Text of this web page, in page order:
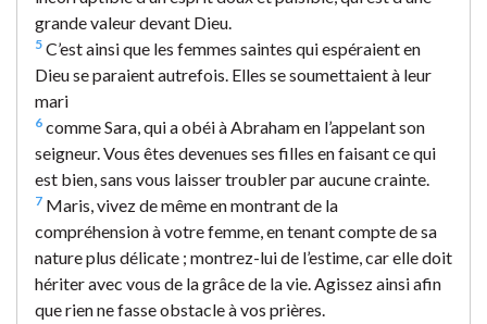
grande valeur devant Dieu.
5 C’est ainsi que les femmes saintes qui espéraient en
Dieu se paraient autrefois. Elles se soumettaient à leur
mari
6 comme Sara, qui a obéi à Abraham en l’appelant son
seigneur. Vous êtes devenues ses filles en faisant ce qui
est bien, sans vous laisser troubler par aucune crainte.
7 Maris, vivez de même en montrant de la
compréhension à votre femme, en tenant compte de sa
nature plus délicate ; montrez-lui de l’estime, car elle doit
hériter avec vous de la grâce de la vie. Agissez ainsi afin
que rien ne fasse obstacle à vos prières.